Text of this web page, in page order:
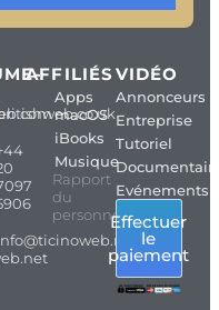
AFFILIÉS
Apps
macOS
iBooks
Musique
Rapport
du
personnel
VIDÉO
Annonceurs
Entreprise
Tutoriel
Evénements
Effectuer
le
paiement